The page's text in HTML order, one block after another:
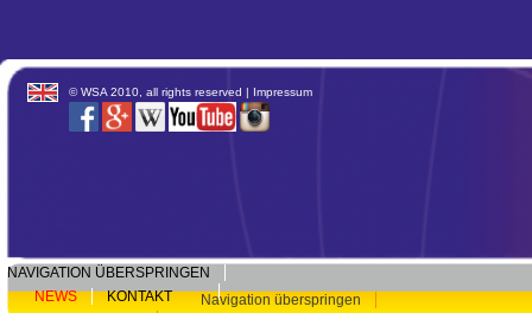
© WSA 2010, all rights reserved | Impressum
NAVIGATION ÜBERSPRINGEN
NEWS
KONTAKT
Navigation überspringen